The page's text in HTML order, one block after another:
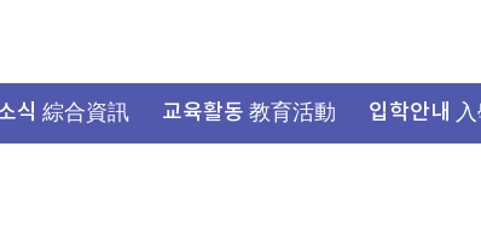
식 綜合資訊 교육활동 教育活動 입학안내